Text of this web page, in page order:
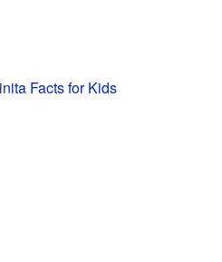
Facts for Kids